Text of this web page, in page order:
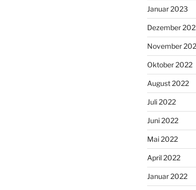
Januar 2023
Dezember
November
Oktober 2022
August 2022
Juli 2022
Juni 2022
Mai 2022
April 2022
Januar 2022